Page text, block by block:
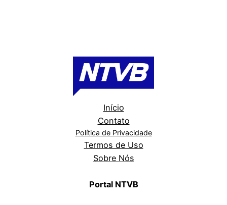
Início
Contato
Política de Privacidade
Termos de Uso
Sobre Nós
Portal NTVB